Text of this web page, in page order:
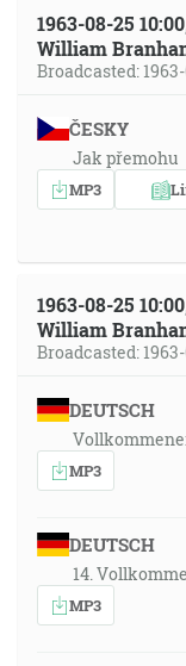
1963-08-25
William
Broadcasted:
ČESKY
Jak přemohu
MP3
1963-08-25
William
Broadcasted:
DEUTSCH
MP3
DEUTSCH
14.
MP3